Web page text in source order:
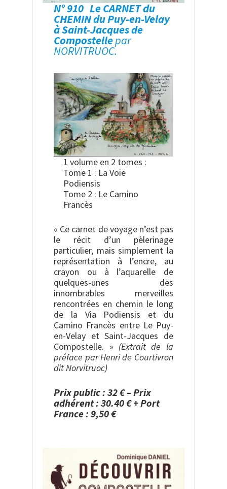
N° 910 Le CARNET du
CHEMIN du Puy-en-Velay
à Saint-Jacques de
Compostellepar
NORVITRUOC.
1 volume en 2 tomes :
Tome 1 : La Voie
Podiensis
Tome 2 : Le Camino
Francès
« Ce carnet de voyage n’est pas
le récit d’un pèlerinage
particulier, mais simplement la
représentation à l’encre, au
crayon ou à l’aquarelle de
quelques-unes des
innombrables merveilles
rencontrées en chemin le long
de la Via Podiensis et du
Camino Francès entre Le Puy-
en-Velay et Saint-Jacques de
Compostelle. » (Extrait de la
préface par Henri de Courtivron
dit Norvitruoc)
Prix public : 32 € – Prix
adhérent : 30.40 € + Port
France : 9,50 €